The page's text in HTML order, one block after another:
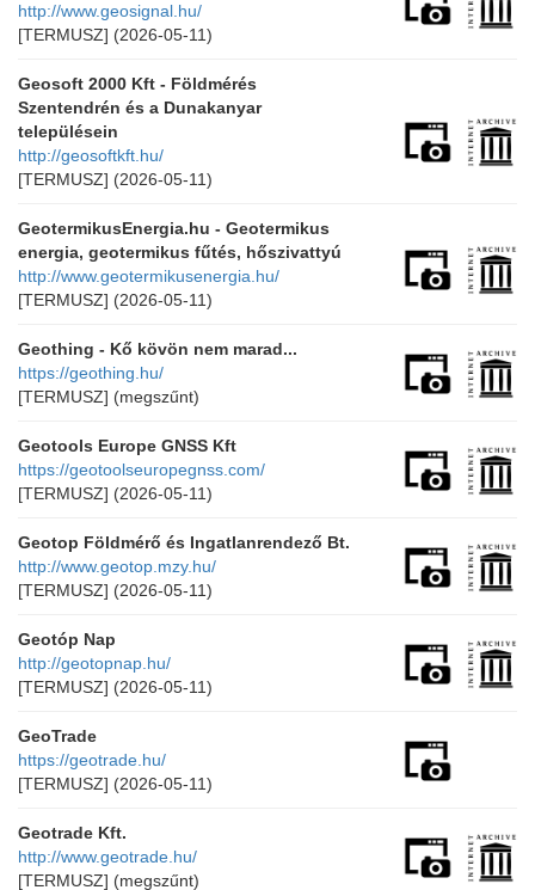
http://www.geosignal.hu/
[TERMUSZ] (2026-05-11)
Geosoft 2000 Kft - Földmérés
Szentendrén és a Dunakanyar
településein
http://geosoftkft.hu/
[TERMUSZ] (2026-05-11)
GeotermikusEnergia.hu - Geotermikus
energia, geotermikus fűtés, hőszivattyú
http://www.geotermikusenergia.hu/
[TERMUSZ] (2026-05-11)
Geothing - Kő kövön nem marad...
https://geothing.hu/
[TERMUSZ] (megszűnt)
Geotools Europe GNSS Kft
https://geotoolseuropegnss.com/
[TERMUSZ] (2026-05-11)
Geotop Földmérő és Ingatlanrendező Bt.
http://www.geotop.mzy.hu/
[TERMUSZ] (2026-05-11)
Geotóp Nap
http://geotopnap.hu/
[TERMUSZ] (2026-05-11)
GeoTrade
https://geotrade.hu/
[TERMUSZ] (2026-05-11)
Geotrade Kft.
http://www.geotrade.hu/
[TERMUSZ] (megszűnt)